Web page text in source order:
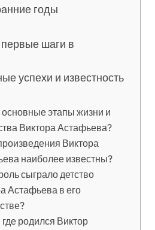
годы
шаги в
успехи и известность
этапы жизни и
Виктора Астафьева?
Виктора
наиболее известны?
сыграло детство
Астафьева в его
где родился Виктор